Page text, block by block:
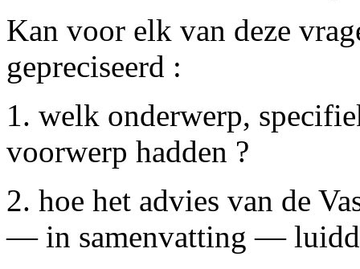
Kan voor elk van deze
gepreciseerd :
1. welk onderwerp,
voorwerp hadden ?
2. hoe het advies van de
— in samenvatting —